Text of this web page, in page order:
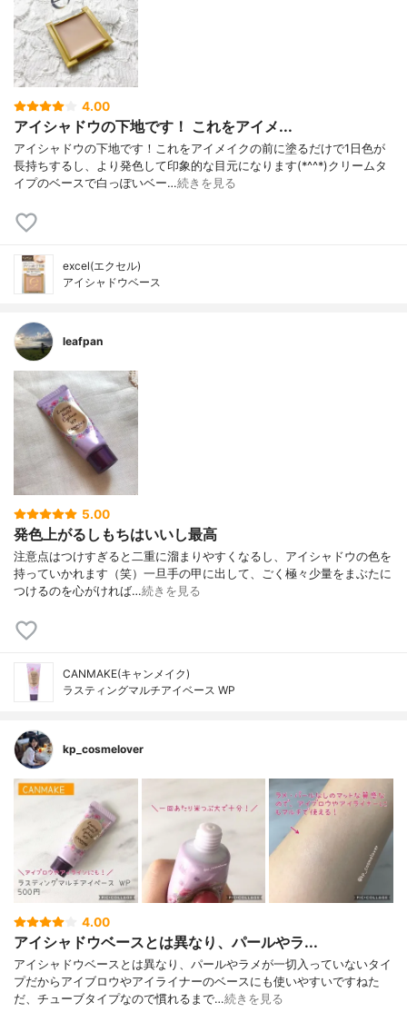
4.00
アイシャドウの下地です！ これをアイメ...
アイシャドウの下地です！これをアイメイクの前に塗るだけで1日色が
長持ちするし、より発色して印象的な目元になります(*^^*)クリームタ
イプのベースで白っぽいベー…続きを見る
excel(エクセル)
アイシャドウベース
leafpan
5.00
発色上がるしもちはいいし最高
注意点はつけすぎると二重に溜まりやすくなるし、アイシャドウの色を
持っていかれます（笑）一旦手の甲に出して、ごく極々少量をまぶたに
つけるのを心がければ…続きを見る
CANMAKE(キャンメイク)
ラスティングマルチアイベース WP
kp_cosmelover
4.00
アイシャドウベースとは異なり、パールやラ...
アイシャドウベースとは異なり、パールやラメが一切入っていないタイ
プだからアイブロウやアイライナーのベースにも使いやすいですねた
だ、チューブタイプなので慣れるまで…続きを見る